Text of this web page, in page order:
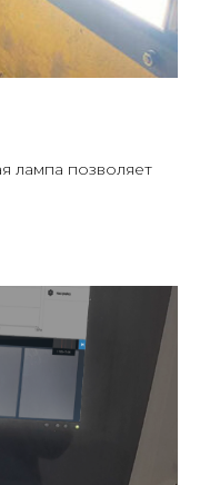
лампа позволяет